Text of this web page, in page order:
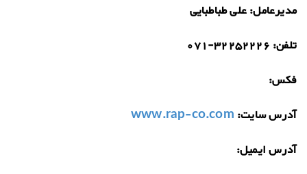
مدیرعامل:علی طباطبایی
تلفن: 071-32252226
فکس:
آدرس سایت: www.rap-co.com
آدرس ایمیل: